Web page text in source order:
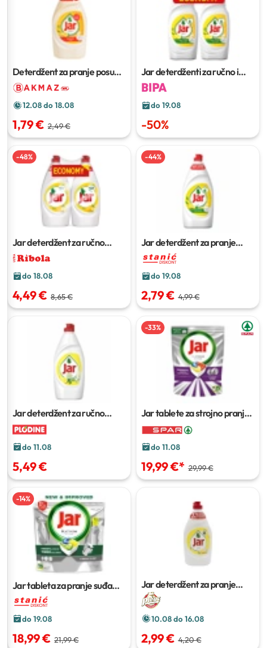
Deterdžent za pranje posuda
Jar lemon 450 ml
12.08 do 18.08
1,79 € 2,49 €
Jar deterdženti za ručno i
strojno pranje posuđa
do 19.08
-50%
-48%
Jar deterdžent za ručno
pranje posuđa
do 18.08
4,49 € 8,65 €
-44%
Jar deterdžent za pranje
suđa900 ml
do 19.08
2,79 € 4,99 €
Jar deterdžent za ručno
pranje posuđa
do 11.08
5,49 €
-33%
Jar tablete za strojno pranje
posuđa100/1, 81/1, 71/1 ili
60/1 tableta
do 11.08
19,99 €* 29,99 €
-14%
Jar tableta za pranje suđa
81/1 ili 100/1
do 19.08
18,99 € 21,99 €
Jar deterdžent za pranje
posuđa
10.08 do 16.08
2,99 € 4,20 €